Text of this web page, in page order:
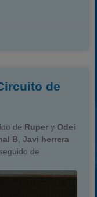
de
de RuperyOdei
B ,Javi herrera
de